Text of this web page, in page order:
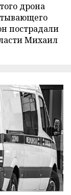
дрона
пострадали
Михаил